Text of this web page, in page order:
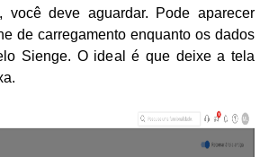
você deve aguardar. Pode aparecer
de carregamento enquanto os dados
Sienge. O ideal é que deixe a tela